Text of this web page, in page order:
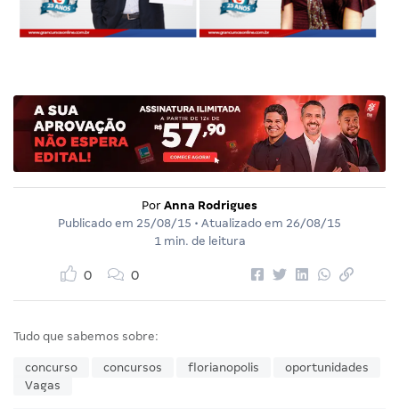
Por Anna Rodrigues
Publicado em 25/08/15 • Atualizado em 26/08/15
1 min. de leitura
0 0
Tudo que sabemos sobre:
concurso concursos florianopolis
oportunidades
Vagas